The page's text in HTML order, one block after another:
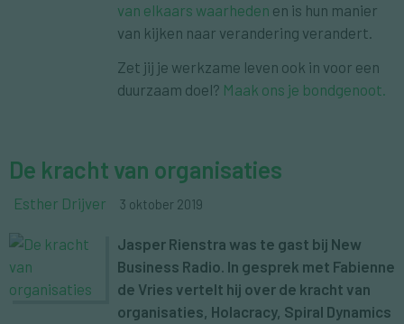
van elkaars waarheden en is hun manier
van kijken naar verandering verandert.
Zet jij je werkzame leven ook in voor een
duurzaam doel? Maak ons je bondgenoot.
De kracht van organisaties
Esther Drijver 3 oktober 2019
Jasper Rienstra was te gast bij New
Business Radio. In gesprek met Fabienne
de Vries vertelt hij over de kracht van
organisaties, Holacracy, Spiral Dynamics